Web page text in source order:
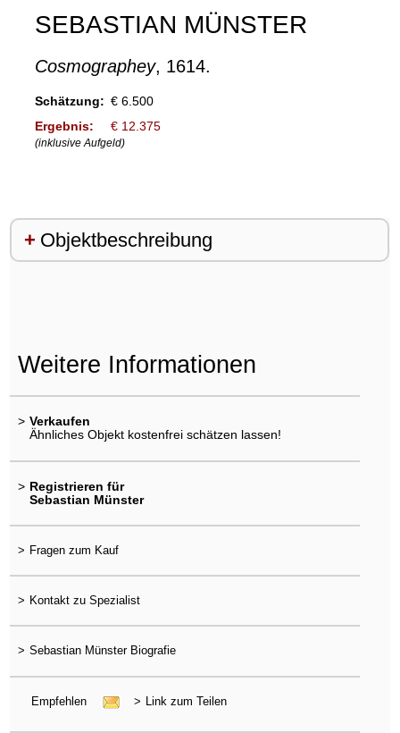
SEBASTIAN MÜNSTER
Cosmographey, 1614.
Schätzung: € 6.500
Ergebnis:
€ 12.375
(inklusive Aufgeld)
Objektbeschreibung
Weitere Informationen
> Verkaufen
Ähnliches Objekt kostenfrei schätzen lassen!
> Registrieren für
Sebastian Münster
> Fragen zum Kauf
> Kontakt zu Spezialist
> Sebastian Münster Biografie
Empfehlen > Link zum Teilen